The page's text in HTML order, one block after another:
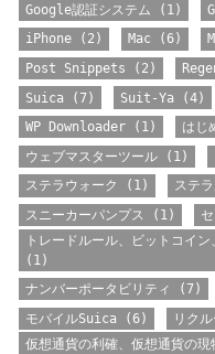
Google認証システム (1)
iPhone(2) Mac (6)
Post Snippets (2)
Suica (7) Suit-Ya (4)
WP Downloader(1) はじ
ウェブマスターツール(1)
ステラウォーク
(1) ステ
スニーカーパンプス (1)
トレードルール、ビットコイ
(1)
ナンバーポータビリティ
(7)
モバイルSuica (6) リク
仮想通貨の利確、仮想通貨の